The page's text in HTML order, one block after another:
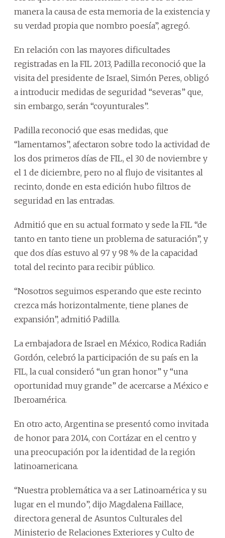
manera la causa de esta memoria de la existencia y
su verdad propia que nombro poesía”, agregó.
En relación con las mayores dificultades
registradas en la FIL 2013, Padilla reconoció que la
visita del presidente de Israel, Simón Peres, obligó
a introducir medidas de seguridad “severas” que,
sin embargo, serán “coyunturales”.
Padilla reconoció que esas medidas, que
“lamentamos”, afectaron sobre todo la actividad de
los dos primeros días de FIL, el 30 de noviembre y
el 1 de diciembre, pero no al flujo de visitantes al
recinto, donde en esta edición hubo filtros de
seguridad en las entradas.
Admitió que en su actual formato y sede la FIL “de
tanto en tanto tiene un problema de saturación”, y
que dos días estuvo al 97 y 98 % de la capacidad
total del recinto para recibir público.
“Nosotros seguimos esperando que este recinto
crezca más horizontalmente, tiene planes de
expansión”, admitió Padilla.
La embajadora de Israel en México, Rodica Radián
Gordón, celebró la participación de su país en la
FIL, la cual consideró “un gran honor” y “una
oportunidad muy grande” de acercarse a México e
Iberoamérica.
En otro acto, Argentina se presentó como invitada
de honor para 2014, con Cortázar en el centro y
una preocupación por la identidad de la región
latinoamericana.
“Nuestra problemática va a ser Latinoamérica y su
lugar en el mundo”, dijo Magdalena Faillace,
directora general de Asuntos Culturales del
Ministerio de Relaciones Exteriores y Culto de